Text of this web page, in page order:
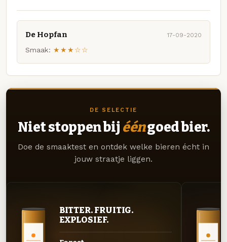
De Hopfan 17-09-2020
Smaak: ★★★☆☆
DE SELECTIE
Niet stoppen bij ééngoed bier.
Doe de smaaktest en ontdek welke bieren écht in
jouw straatje liggen.
BITTER. FRUITIG.
EXPLOSIEF.